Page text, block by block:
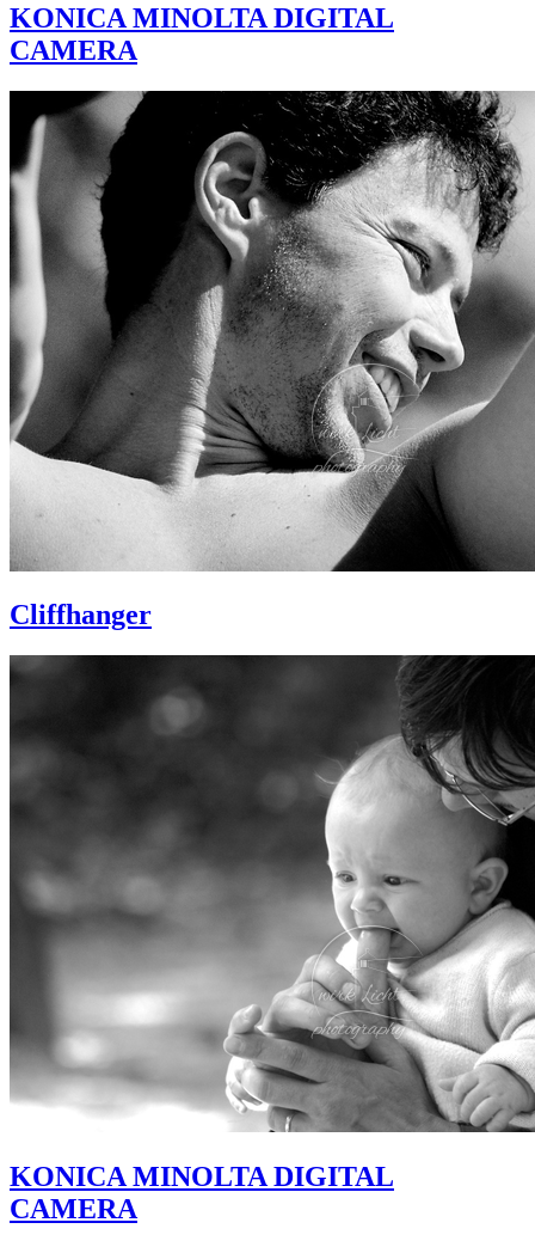
KONICA MINOLTA DIGITAL
CAMERA
Cliffhanger
KONICA MINOLTA DIGITAL
CAMERA